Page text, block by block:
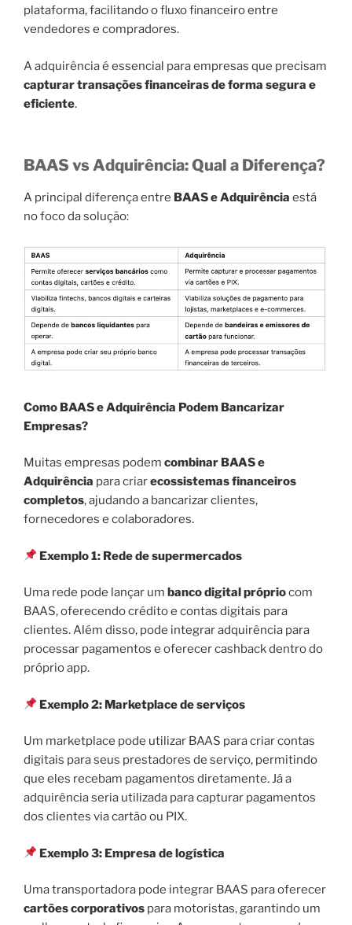
plataforma, facilitando o fluxo financeiro entre
vendedores e compradores.
A adquirência é essencial para empresas que precisam
capturar transações financeiras de forma segura e
eficiente.
BAAS vs Adquirência: Qual a Diferença?
A principal diferença entre BAAS e Adquirência está
no foco da solução:
Como BAAS e Adquirência Podem Bancarizar
Empresas?
Muitas empresas podem combinar BAAS e
Adquirência para criarecossistemas financeiros
completos, ajudando a bancarizar clientes,
fornecedores e colaboradores.
Exemplo 1: Rede de supermercados
Uma rede pode lançar um banco digital própriocom
BAAS, oferecendo crédito e contas digitais para
clientes. Além disso, pode integrar adquirência para
processar pagamentos e oferecer cashback dentro do
próprio app.
Exemplo 2: Marketplace de serviços
Um marketplace pode utilizar BAAS para criar contas
digitais para seus prestadores de serviço, permitindo
que eles recebam pagamentos diretamente. Já a
adquirência seria utilizada para capturar pagamentos
dos clientes via cartão ou PIX.
Exemplo 3: Empresa de logística
Uma transportadora pode integrar BAAS para oferecer
cartões corporativos para motoristas, garantindo um